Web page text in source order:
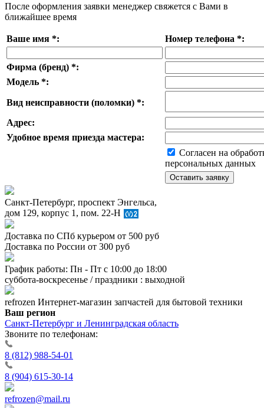
После оформления заявки менеджер свяжется с Вами в
ближайшее время
Ваше имя *: Номер телефона *:
Фирма (бренд) *:
Модель *:
Вид неисправности (поломки) *:
Адрес:
Удобное время приезда мастера:
Согласен на
персональных данных
Санкт-Петербург, проспект Энгельса,
дом 129, корпус 1, пом. 22-Н
Доставка по СПб курьером от 500 руб
Доставка по России от 300 руб
График работы: Пн - Пт с 10:00 до 18:00
суббота-воскресенье / праздники : выходной
refrozen Интернет-магазин запчастей для бытовой техники
Ваш регион
Санкт-Петербург и Ленинградская область
Звоните по телефонам:
8 (812) 988-54-01
8 (904) 615-30-14
refrozen@mail.ru